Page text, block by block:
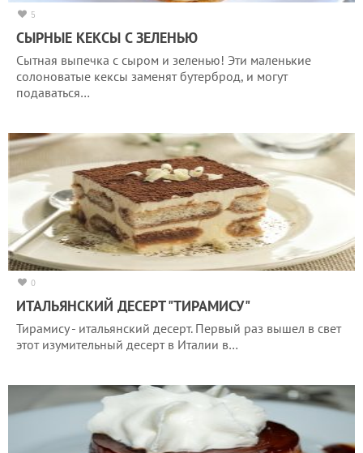
5
СЫРНЫЕ КЕКСЫ С ЗЕЛЕНЬЮ
Сытная выпечка с сыром и зеленью! Эти маленькие
солоноватые кексы заменят бутерброд, и могут
подаваться…
0
ИТАЛЬЯНСКИЙ ДЕСЕРТ "ТИРАМИСУ"
Тирамису - итальянский десерт. Первый раз вышел в свет
этот изумительный десерт в Италии в…